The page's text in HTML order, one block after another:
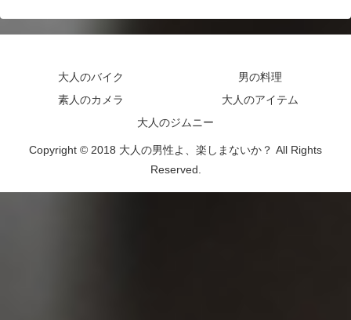
大人のバイク
男の料理
素人のカメラ
大人のアイテム
大人のジムニー
Copyright © 2018 大人の男性よ、楽しまないか？ All Rights
Reserved.